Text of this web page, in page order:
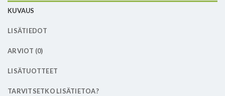
KUVAUS
LISÄTIEDOT
ARVIOT (0)
LISÄTUOTTEET
TARVITSETKO LISÄTIETOA?